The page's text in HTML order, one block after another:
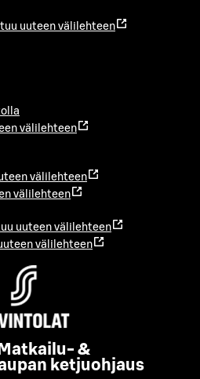
uuteen välilehteen
välilehteen
välilehteen
välilehteen
uuteen välilehteen
välilehteen
&
ketjuohjaus